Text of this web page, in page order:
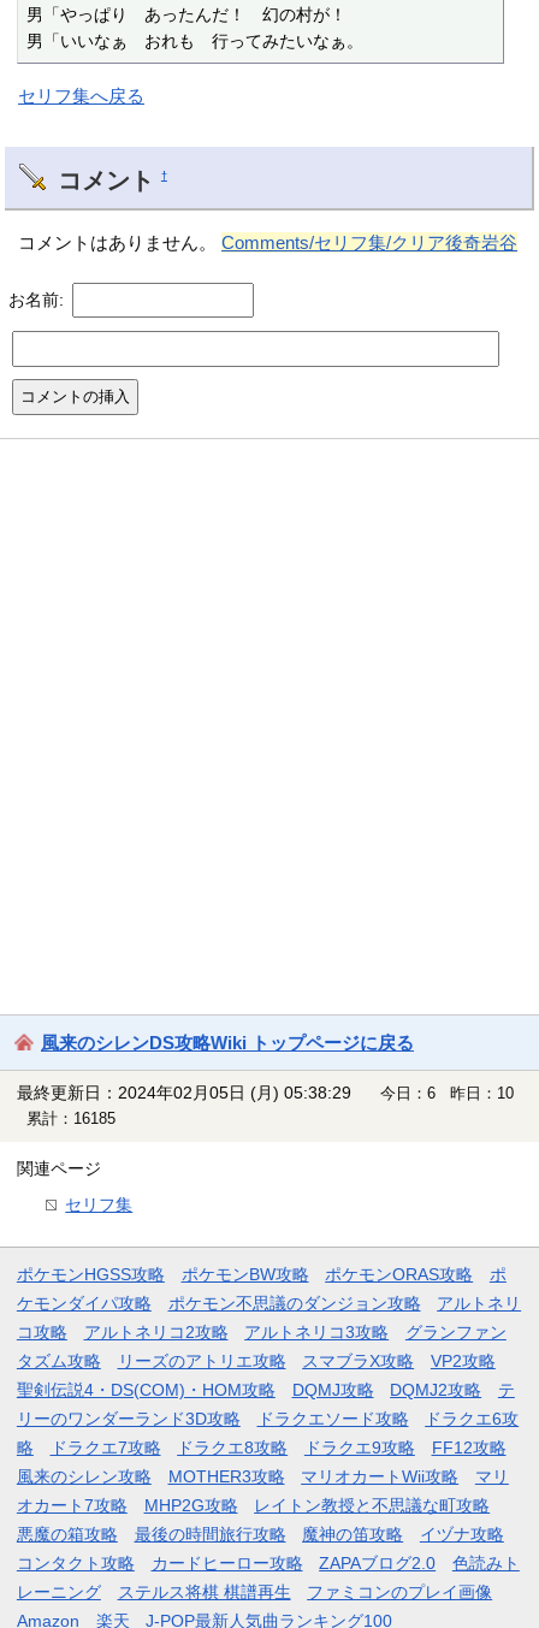
男「やっぱり　あったんだ！　幻の村が！
男「いいなぁ　おれも　行ってみたいなぁ。
セリフ集へ戻る
コメント †
コメントはありません。Comments/セリフ集/クリア後奇岩谷
お名前:
風来のシレンDS攻略Wiki トップページに戻る
最終更新日：2024年02月05日 (月) 05:38:29
今日：6 昨日：10
累計：16185
関連ページ
セリフ集
ポケモンHGSS攻略 ポケモンBW攻略 ポケモンORAS攻略
ポ
ケモンダイパ攻略
ポケモン不思議のダンジョン攻略
アルトネリ
コ攻略
アルトネリコ2攻略 アルトネリコ3攻略
グランファン
タズム攻略
リーズのアトリエ攻略 スマブラX攻略
VP2攻略
聖剣伝説4・DS(COM)・HOM攻略
DQMJ攻略 DQMJ2攻略
テ
リーのワンダーランド3D攻略
ドラクエソード攻略
ドラクエ6攻
略
ドラクエ7攻略 ドラクエ8攻略 ドラクエ9攻略
FF12攻略
風来のシレン攻略
MOTHER3攻略 マリオカートWii攻略
マリ
オカート7攻略
MHP2G攻略
レイトン教授と不思議な町攻略
悪魔の箱攻略
最後の時間旅行攻略 魔神の笛攻略
イヅナ攻略
コンタクト攻略
カードヒーロー攻略 ZAPAブログ2.0
色読みト
レーニング
ステルス将棋 棋譜再生
ファミコンのプレイ画像
Amazon
楽天 J-POP最新人気曲ランキング100